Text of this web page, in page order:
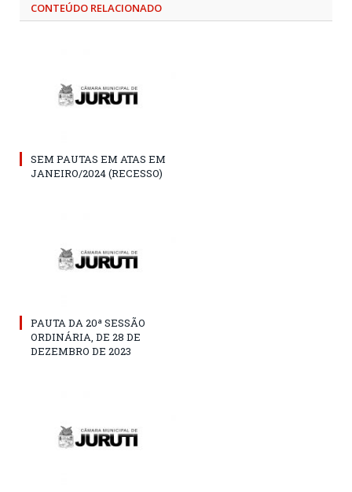
CONTEÚDO RELACIONADO
SEM PAUTAS EM ATAS EM
JANEIRO/2024 (RECESSO)
PAUTA DA 20ª SESSÃO
ORDINÁRIA, DE 28 DE
DEZEMBRO DE 2023